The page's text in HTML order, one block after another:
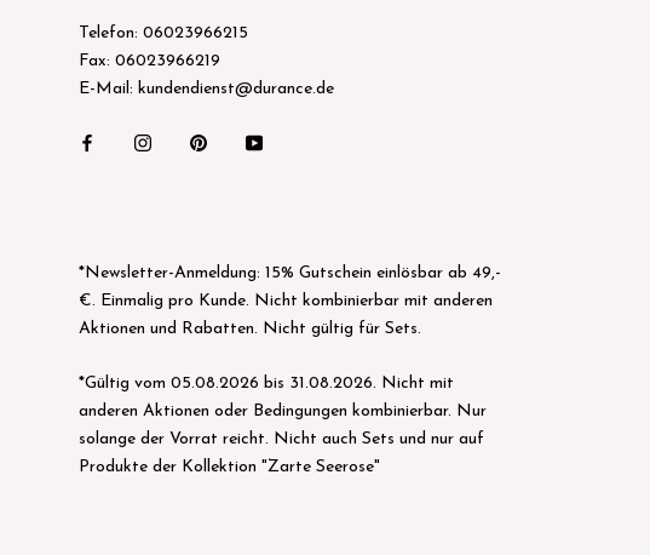
Telefon: 06023966215
Fax: 06023966219
E-Mail: kundendienst@durance.de
*Newsletter-Anmeldung: 15% Gutschein einlösbar ab 49,-
€. Einmalig pro Kunde. Nicht kombinierbar mit anderen
Aktionen und Rabatten. Nicht gültig für Sets.
*Gültig vom 05.08.2026 bis 31.08.2026. Nicht mit
anderen Aktionen oder Bedingungen kombinierbar. Nur
solange der Vorrat reicht. Nicht auch Sets und nur auf
Produkte der Kollektion "Zarte Seerose"